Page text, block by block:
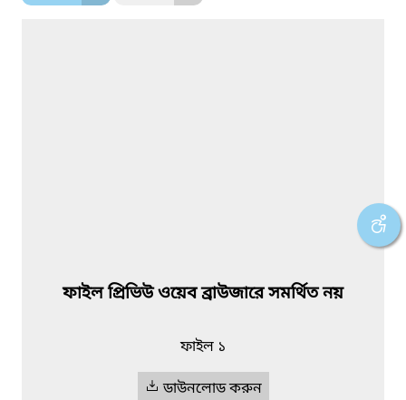
ফাইল প্রিভিউ ওয়েব ব্রাউজারে সমর্থিত নয়
ফাইল ১
ডাউনলোড করুন